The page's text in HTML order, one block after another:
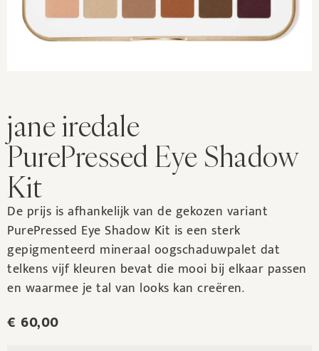
jane iredale
PurePressed Eye Shadow
Kit
De prijs is afhankelijk van de gekozen variant
PurePressed Eye Shadow Kit is een sterk
gepigmenteerd mineraal oogschaduwpalet dat
telkens vijf kleuren bevat die mooi bij elkaar passen
en waarmee je tal van looks kan creëren.
€ 60,00